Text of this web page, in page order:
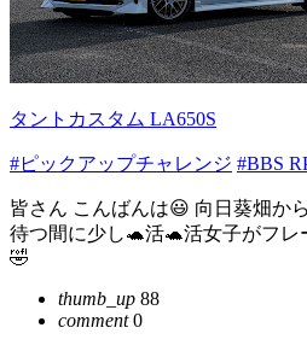
タントカスタム LA650S
#ピックアップチャレンジ #BBS
皆さん こんばんは😃 向日葵畑か
待つ間に少し🐢活🐢活女子がフ
🤣
thumb_up 88
comment0